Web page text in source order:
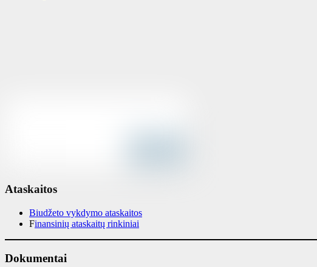
Ataskaitos
Biudžeto vykdymo ataskaitos
Finansinių ataskaitų rinkiniai
Dokumentai